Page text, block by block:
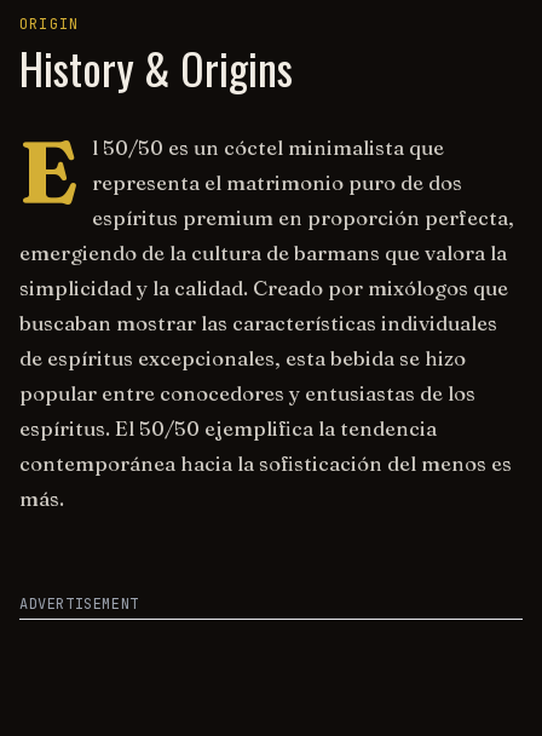
ORIGIN
History & Origins
E
l 50/50 es un cóctel minimalista que
representa el matrimonio puro de dos
espíritus premium en proporción perfecta,
emergiendo de la cultura de barmans que valora la
simplicidad y la calidad. Creado por mixólogos que
buscaban mostrar las características individuales
de espíritus excepcionales, esta bebida se hizo
popular entre conocedores y entusiastas de los
espíritus. El 50/50 ejemplifica la tendencia
contemporánea hacia la sofisticación del menos es
más.
ADVERTISEMENT